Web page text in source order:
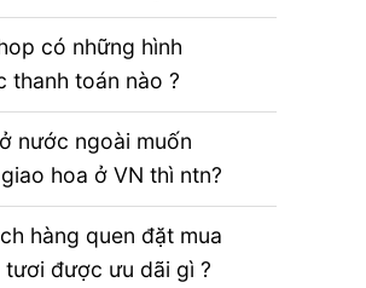
có những hình
thanh toán nào ?
nước ngoài muốn
hoa ở VN thì ntn?
hàng quen đặt mua
tươi được ưu dãi gì ?